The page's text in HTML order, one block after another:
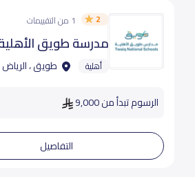
2 1 من التقييمات
مدرسة طويق
أهلية طويق ، الرياض
الرسوم تبدأ من 9,000
التفاصيل